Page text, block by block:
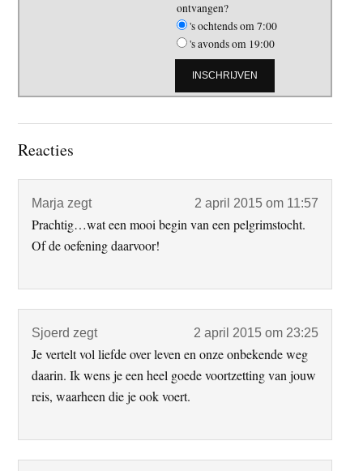
ontvangen?
's ochtends om 7:00
's avonds om 19:00
Lees
Reacties
Marja zegt 2 april 2015 om 11:57
Prachtig…wat een mooi begin van een pelgrimstocht.
Of de oefening daarvoor!
Sjoerd zegt 2 april 2015 om 23:25
Je vertelt vol liefde over leven en onze onbekende weg
daarin. Ik wens je een heel goede voortzetting van jouw
reis, waarheen die je ook voert.